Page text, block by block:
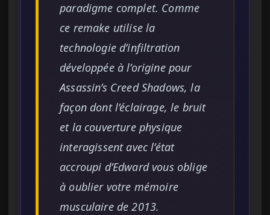
paradigme complet. Comme
ce remake utilise la
technologie d’infiltration
développée à l’origine pour
Assassin’s Creed Shadows, la
façon dont l’éclairage, le bruit
et la couverture physique
interagissent avec l’état
accroupi d’Edward vous oblige
à oublier votre mémoire
musculaire de 2013.